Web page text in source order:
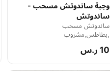
وجبة ساندوتش مسحب -
ساندوتش
ساندوتش مسحب
,بطاطس,مشروب
10 ر.س